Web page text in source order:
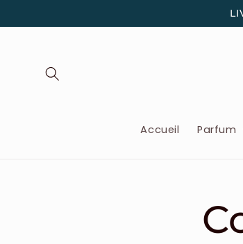
au
Accueil Parfum